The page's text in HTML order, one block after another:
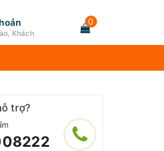
Khách
0
trợ?